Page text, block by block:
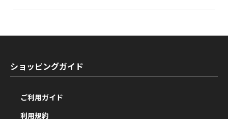
ショッピングガイド
ご利用ガイド
利用規約